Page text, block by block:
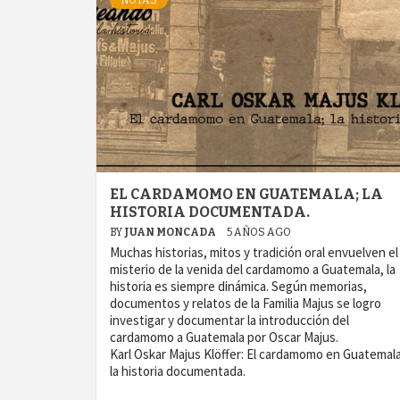
EL CARDAMOMO EN GUATEMALA; LA
HISTORIA DOCUMENTADA.
BY JUAN MONCADA 5 AÑOS AGO
Muchas historias, mitos y tradición oral envuelven el
misterio de la venida del cardamomo a Guatemala, la
historia es siempre dinámica. Según memorias,
documentos y relatos de la Familia Majus se logro
investigar y documentar la introducción del
cardamomo a Guatemala por Oscar Majus.
Karl Oskar Majus Klöffer: El cardamomo en
la historia documentada.